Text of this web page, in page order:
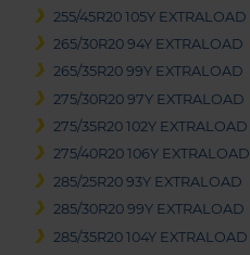
255/45R20 105Y EXTRALOAD
265/30R20 94Y EXTRALOAD
265/35R20 99Y EXTRALOAD
275/30R20 97Y EXTRALOAD
275/35R20 102Y EXTRALOAD
275/40R20 106Y EXTRALOAD
285/25R20 93Y EXTRALOAD
285/30R20 99Y EXTRALOAD
285/35R20 104Y EXTRALOAD